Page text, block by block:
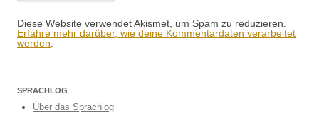
Diese Website verwendet Akismet, um Spam zu reduzieren.
Erfahre mehr darüber, wie deine Kommentardaten verarbeitet
werden
SPRACHLOG
Über das Sprachlog